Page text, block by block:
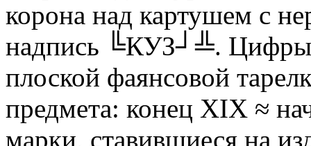
корона над картушем с
надпись ╚КУЗ┘╩.
плоской фаянсовой
предмета: конец XIX ≈
марки, ставившиеся на